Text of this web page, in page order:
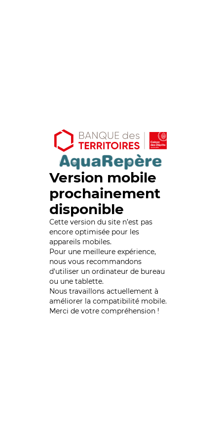
Version mobile
prochainement
disponible
Cette version du site n’est pas
encore optimisée pour les
appareils mobiles.
Pour une meilleure expérience,
nous vous recommandons
d'utiliser un ordinateur de bureau
ou une tablette.
Nous travaillons actuellement à
améliorer la compatibilité mobile.
Merci de votre compréhension !